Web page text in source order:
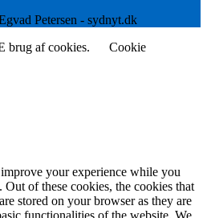
Petersen - sydnyt.dk
brug af cookies.
Cookie
your experience while you
of these cookies, the cookies that
stored on your browser as they are